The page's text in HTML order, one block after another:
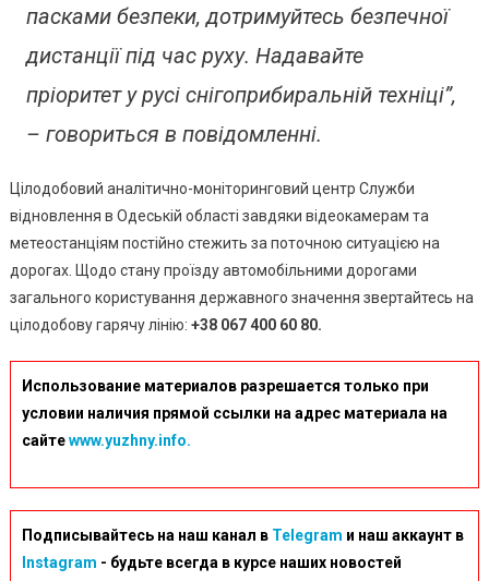
пасками безпеки, дотримуйтесь безпечної
дистанції під час руху. Надавайте
пріоритет у русі снігоприбиральній техніці”,
– говориться в повідомленні.
Цілодобовий аналітично-моніторинговий центр Служби
відновлення в Одеській області завдяки відеокамерам та
метеостанціям постійно стежить за поточною ситуацією на
дорогах. Щодо стану проїзду автомобільними дорогами
загального користування державного значення звертайтесь на
цілодобову гарячу лінію: +38 067 400 60 80.
Использование материалов разрешается только при
условии наличия прямой ссылки на адрес материала на
сайтеwww.yuzhny.info.
Подписывайтесь на наш канал в Telegram и наш аккаунт в
Instagram - будьте всегда в курсе наших новостей